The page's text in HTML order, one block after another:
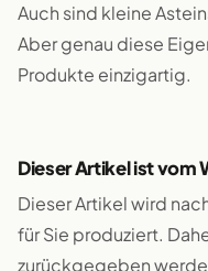
Auch sind kleine
Aber genau diese
Produkte einzigartig.
Dieser Artikel ist vom
Dieser Artikel wird
für Sie produziert.
zurückgegeben